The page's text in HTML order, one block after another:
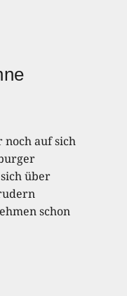
noch auf sich
über
schon